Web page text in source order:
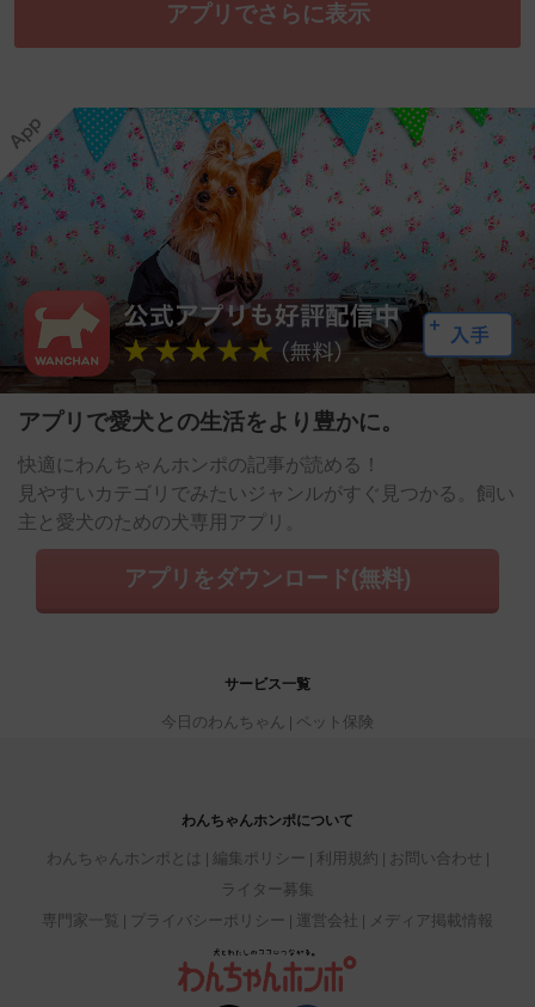
アプリでさらに表示
アプリで愛犬との生活をより豊かに。
快適にわんちゃんホンポの記事が読める！
見やすいカテゴリでみたいジャンルがすぐ見つかる。飼い
主と愛犬のための犬専用アプリ。
アプリをダウンロード(無料)
サービス一覧
今日のわんちゃん ペット保険
わんちゃんホンポについて
わんちゃんホンポとは 編集ポリシー 利用規約
お問い合わせ
ライター募集
専門家一覧
プライバシーポリシー 運営会社 メディア掲載情報